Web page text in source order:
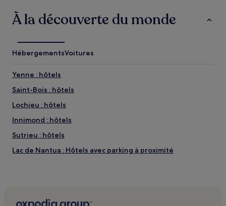
À la découverte du monde
HébergementsVoitures
Yenne : hôtels
Saint-Bois : hôtels
Lochieu : hôtels
Innimond : hôtels
Sutrieu : hôtels
Lac de Nantua : Hôtels avec parking à proximité